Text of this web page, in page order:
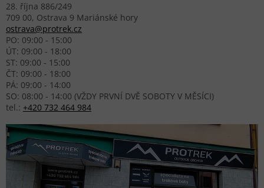
28. října 886/249
709 00, Ostrava 9 Mariánské hory
ostrava@protrek.cz
PO: 09:00 - 15:00
ÚT: 09:00 - 18:00
ST: 09:00 - 15:00
ČT: 09:00 - 18:00
PÁ: 09:00 - 14:00
SO: 08:00 - 14:00 (VŽDY PRVNÍ DVĚ SOBOTY V MĚSÍCI)
tel.: +420 732 464 984